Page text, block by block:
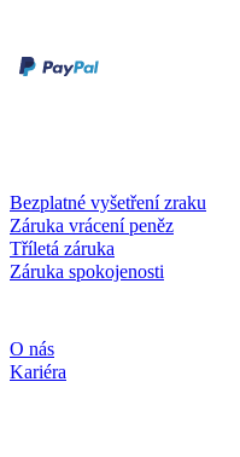
Bezplatné vyšetření zraku
Záruka vrácení peněz
Tříletá záruka
Záruka spokojenosti
O nás
Kariéra